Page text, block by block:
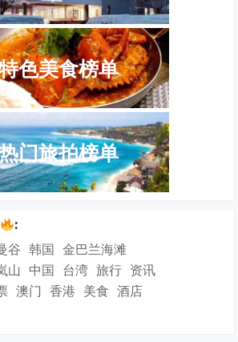
色美食榜单
门旅拍榜单
:
谷 韩国 金巴兰海滩
山 中国 台湾 旅行 资讯
澳门 香港 美食 酒店